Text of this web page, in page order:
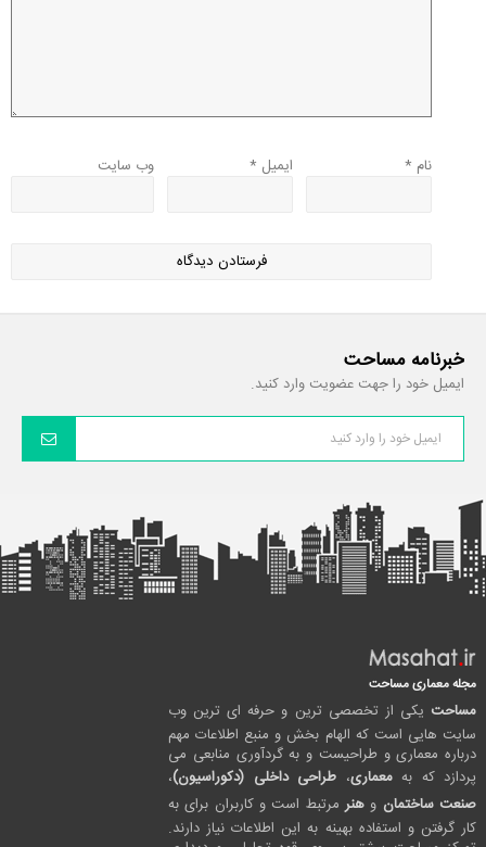
نام * ایمیل * وب‌ سایت
خبرنامه مساحت
ایمیل خود را جهت عضویت وارد کنید.
مجله معماری مساحت
مساحت یکی از تخصصی ترین و حرفه ای ترین وب
سایت هایی است که الهام بخش و منبع اطلاعات مهم
درباره معماری و طراحیست و به گردآوری منابعی می
پردازد که بهمعماری، طراحی داخلی (دکوراسیون)،
صنعت ساختمان و هنرمرتبط است و کاربران برای به
کار گرفتن و استفاده بهینه به این اطلاعات نیاز دارند.